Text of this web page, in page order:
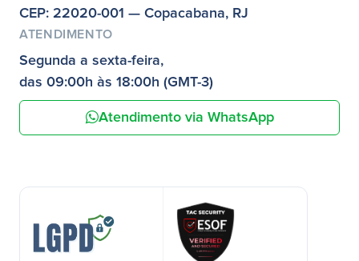
CEP: 22020-001 — Copacabana, RJ
ATENDIMENTO
Segunda a sexta-feira,
das 09:00h às 18:00h (GMT-3)
Atendimento via WhatsApp